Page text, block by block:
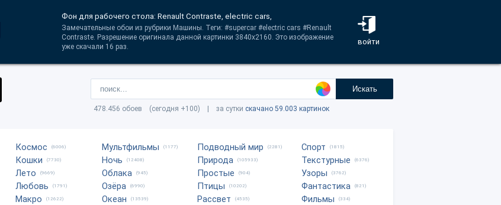
войти
Фон для рабочего стола: Renault Contraste, electric cars,
Замечательные обои из рубрики Машины. Теги: #supercar #electric cars #Renault
Contraste. Разрешение оригинала данной картинки 3840x2160. Это изображение
уже скачали 16 раз.
Искать
478.456 обоев (сегодня +100) | за сутки скачано 59.003 картинок
Космос (6006)
Кошки (7730)
Лето (9669)
Любовь (1791)
Макро (12622)
Мультфильмы (1177)
Ночь (12408)
Облака (945)
Озёра (6990)
Океан (13539)
Подводный мир (2281)
Природа (105933)
Простые (904)
Птицы (10202)
Рассвет (4535)
Спорт (1815)
Текстурные (6376)
Узоры (3762)
Фантастика (821)
Фильмы (334)